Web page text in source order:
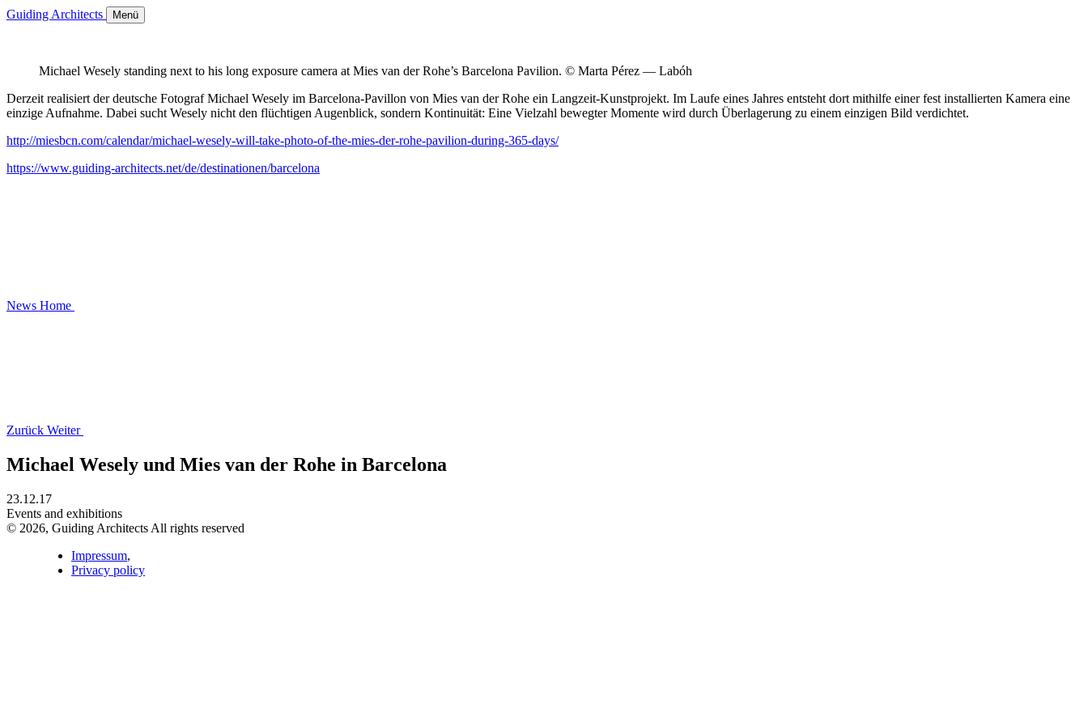
Guiding Architects Menü
Michael Wesely standing next to his long exposure camera at Mies van der Rohe’s Barcelona Pavilion. © Marta Pérez — Labóh
Derzeit realisiert der deutsche Fotograf Michael Wesely im Barcelona-Pavillon von Mies van der Rohe ein Langzeit-Kunstprojekt. Im Laufe eines Jahres entsteht dort mithilfe einer fest installierten Kamera eine
einzige Aufnahme. Dabei sucht Wesely nicht den flüchtigen Augenblick, sondern Kontinuität: Eine Vielzahl bewegter Momente wird durch Überlagerung zu einem einzigen Bild verdichtet.
http://miesbcn.com/calendar/michael-wesely-will-take-photo-of-the-mies-der-rohe-pavilion-during-365-days/
https://www.guiding-architects.net/de/destinationen/barcelona
News Home
Zurück Weiter
Michael Wesely und Mies van der Rohe in Barcelona
23.12.17
Events and exhibitions
© 2026, Guiding Architects All rights reserved
Impressum,
Privacy policy